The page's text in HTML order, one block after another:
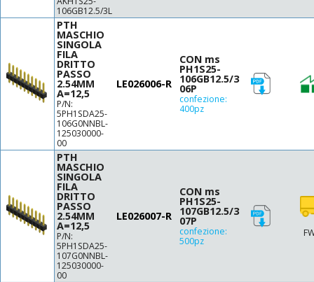
106GB12.5/3L
PTH
MASCHIO
SINGOLA
FILA
DRITTO
PASSO
2.54MM
A=12,5
P/N:
5PH1SDA25-
106G0NNBL-
125030000-
00
LE026006-R
CON ms
PH1S25-
106GB12.5/3
06P
confezione:
400pz
PTH
MASCHIO
SINGOLA
FILA
DRITTO
PASSO
2.54MM
A=12,5
P/N:
5PH1SDA25-
107G0NNBL-
125030000-
00
LE026007-R
CON ms
PH1S25-
107GB12.5/3
07P
confezione:
500pz